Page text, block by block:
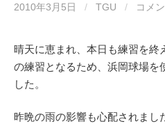
2010年3月5日 / TGU / コメ
晴天に恵まれ、本日も練習を終
の練習となるため、浜岡球場を
した。
昨晩の雨の影響も心配されまし